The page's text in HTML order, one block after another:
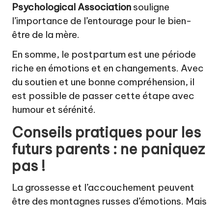
Psychological Association souligne
l’importance de l’entourage pour le bien-
être de la mère.
En somme, le postpartum est une période
riche en émotions et en changements. Avec
du soutien et une bonne compréhension, il
est possible de passer cette étape avec
humour et sérénité.
Conseils pratiques pour les
futurs parents : ne paniquez
pas !
La grossesse et l’accouchement peuvent
être des montagnes russes d’émotions. Mais